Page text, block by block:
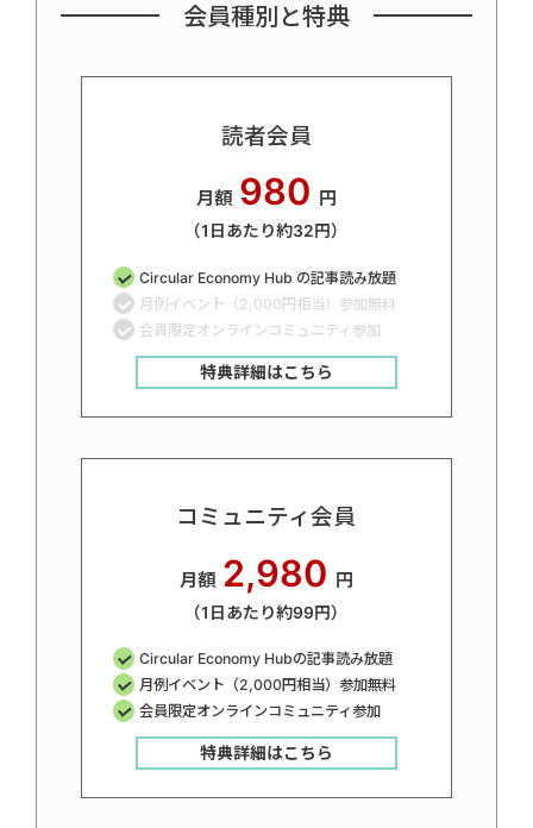
会員種別と特典
読者会員
月額 980 円
（1日あたり約32円）
Circular Economy Hub の記事読み放題
月例イベント（2,000円相当）参加無料
会員限定オンラインコミュニティ参加
特典詳細はこちら
コミュニティ会員
月額 2,980 円
（1日あたり約99円）
Circular Economy Hubの記事読み放題
月例イベント（2,000円相当）参加無料
会員限定オンラインコミュニティ参加
特典詳細はこちら